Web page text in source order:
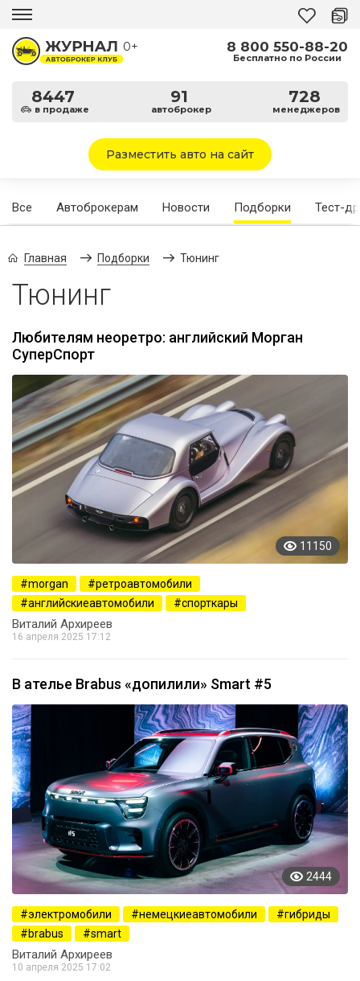
0+
8447
в продаже
91
автоброкер
728
менеджеров
8 800 550-88-20
Бесплатно по России
Разместить авто на сайт
Все Автоброкерам Новости Подборки Тест-
Главная Подборки Тюнинг
Тюнинг
Любителям неоретро: английский Морган
СуперСпорт
11150
morgan
ретроавтомобили
английскиеавтомобили
спорткары
Виталий Архиреев
16 апреля 2025 17:12
В ателье Brabus «допилили» Smart #5
2444
электромобили немецкиеавтомобили
гибриды
brabus
smart
Виталий Архиреев
10 апреля 2025 17:02